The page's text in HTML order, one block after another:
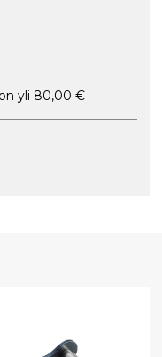
yli 80,00 €